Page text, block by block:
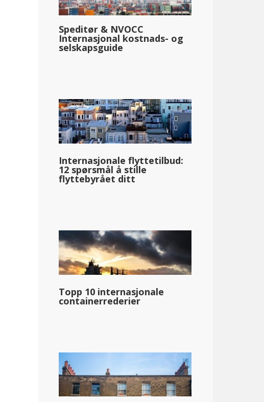
Speditør & NVOCC
Internasjonal kostnads- og
selskapsguide
Internasjonale flyttetilbud:
12 spørsmål å stille
flyttebyrået ditt
Topp 10 internasjonale
containerrederier